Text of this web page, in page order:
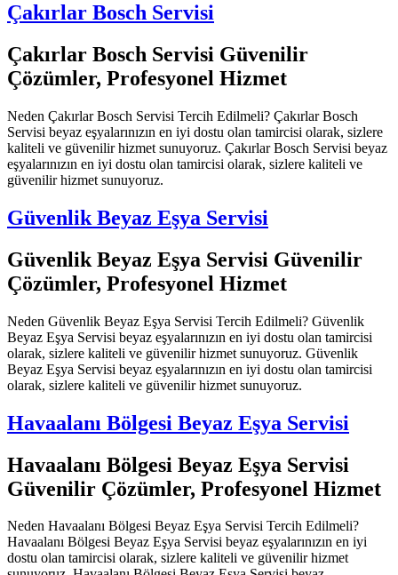
Çakırlar Bosch Servisi
Çakırlar Bosch Servisi Güvenilir
Çözümler, Profesyonel Hizmet
Neden Çakırlar Bosch Servisi Tercih Edilmeli? Çakırlar Bosch
Servisi beyaz eşyalarınızın en iyi dostu olan tamircisi olarak, sizlere
kaliteli ve güvenilir hizmet sunuyoruz. Çakırlar Bosch Servisi beyaz
eşyalarınızın en iyi dostu olan tamircisi olarak, sizlere kaliteli ve
güvenilir hizmet sunuyoruz.
Güvenlik Beyaz Eşya Servisi
Güvenlik Beyaz Eşya Servisi Güvenilir
Çözümler, Profesyonel Hizmet
Neden Güvenlik Beyaz Eşya Servisi Tercih Edilmeli? Güvenlik
Beyaz Eşya Servisi beyaz eşyalarınızın en iyi dostu olan tamircisi
olarak, sizlere kaliteli ve güvenilir hizmet sunuyoruz. Güvenlik
Beyaz Eşya Servisi beyaz eşyalarınızın en iyi dostu olan tamircisi
olarak, sizlere kaliteli ve güvenilir hizmet sunuyoruz.
Havaalanı Bölgesi Beyaz Eşya Servisi
Havaalanı Bölgesi Beyaz Eşya Servisi
Güvenilir Çözümler, Profesyonel Hizmet
Neden Havaalanı Bölgesi Beyaz Eşya Servisi Tercih Edilmeli?
Havaalanı Bölgesi Beyaz Eşya Servisi beyaz eşyalarınızın en iyi
dostu olan tamircisi olarak, sizlere kaliteli ve güvenilir hizmet